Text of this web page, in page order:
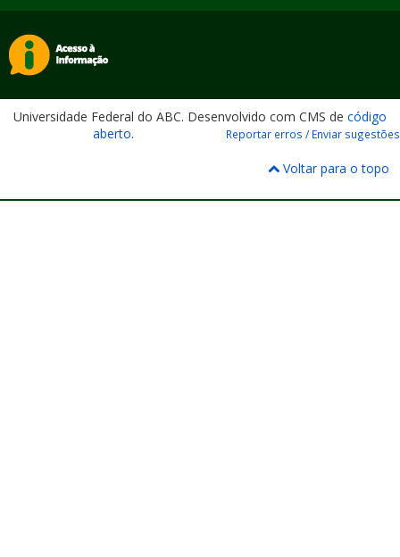
Universidade Federal do ABC. Desenvolvido com CMS de código
aberto. Reportar erros / Enviar sugestões
Voltar para o topo